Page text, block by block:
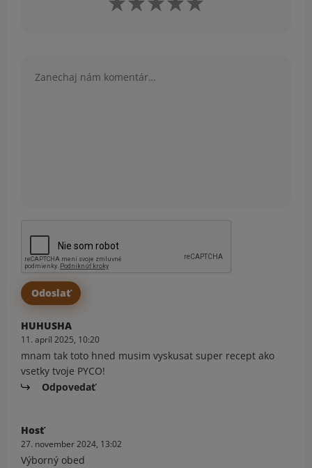
HUHUSHA
11. apríl 2025, 10:20
mnam tak toto hned musim vyskusat super recept ako
vsetky tvoje PYCO!
Odpovedať
Hosť
27. november 2024, 13:02
Výborný obed